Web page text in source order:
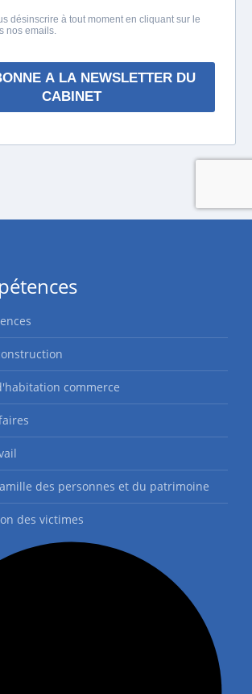
commerce
des personnes et du patrimoine
des victimes